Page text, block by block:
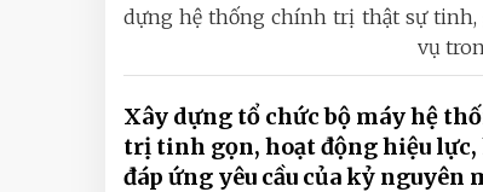
dựng hệ thống chính trị thật sự tinh,
vụ
Xây dựng tổ chức bộ máy hệ
trị tinh gọn, hoạt động hiệu lực,
đáp ứng yêu cầu của kỷ nguyên